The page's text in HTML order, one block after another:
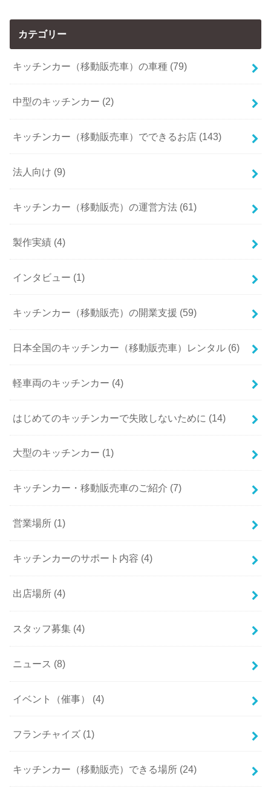
カテゴリー
キッチンカー（移動販売車）の車種 (79)
中型のキッチンカー (2)
キッチンカー（移動販売車）でできるお店 (143)
法人向け (9)
キッチンカー（移動販売）の運営方法 (61)
製作実績 (4)
インタビュー (1)
キッチンカー（移動販売）の開業支援 (59)
日本全国のキッチンカー（移動販売車）レンタル (6)
軽車両のキッチンカー (4)
はじめてのキッチンカーで失敗しないために (14)
大型のキッチンカー (1)
キッチンカー・移動販売車のご紹介 (7)
営業場所 (1)
キッチンカーのサポート内容 (4)
出店場所 (4)
スタッフ募集 (4)
ニュース (8)
イベント（催事） (4)
フランチャイズ (1)
キッチンカー（移動販売）できる場所 (24)